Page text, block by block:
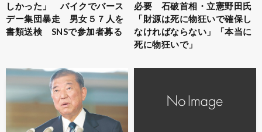
しかった」 バイクでバース
デー集団暴走 男女５７人を
書類送検 SNSで参加者募る
必要 石破首相・立憲野田氏
「財源は死に物狂いで確保し
なければならない」「本当に
死に物狂いで」